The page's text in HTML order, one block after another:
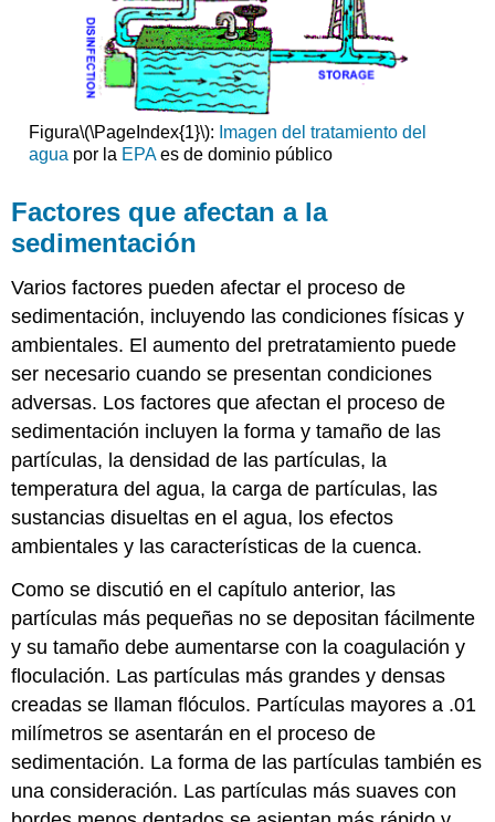
Figura\(\PageIndex{1}\): Imagen del tratamiento del
agua por la EPAes de dominio público
Factores que afectan a la
sedimentación
Varios factores pueden afectar el proceso de
sedimentación, incluyendo las condiciones físicas y
ambientales. El aumento del pretratamiento puede
ser necesario cuando se presentan condiciones
adversas. Los factores que afectan el proceso de
sedimentación incluyen la forma y tamaño de las
partículas, la densidad de las partículas, la
temperatura del agua, la carga de partículas, las
sustancias disueltas en el agua, los efectos
ambientales y las características de la cuenca.
Como se discutió en el capítulo anterior, las
partículas más pequeñas no se depositan fácilmente
y su tamaño debe aumentarse con la coagulación y
floculación. Las partículas más grandes y densas
creadas se llaman flóculos. Partículas mayores a .01
milímetros se asentarán en el proceso de
sedimentación. La forma de las partículas también es
una consideración. Las partículas más suaves con